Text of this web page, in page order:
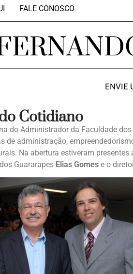
FALE CONOSCO
ENVIE
Cotidiano
do Administrador da Faculdade
de administração,
Na abertura estiveram presentes
Guararapes Elias Gomes e o